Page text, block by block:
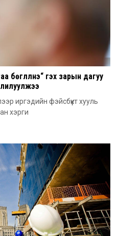
бөглүүлнэ“ гэх зарын дагуу
иргэдийн фэйсбүүкт хууль
хэрги